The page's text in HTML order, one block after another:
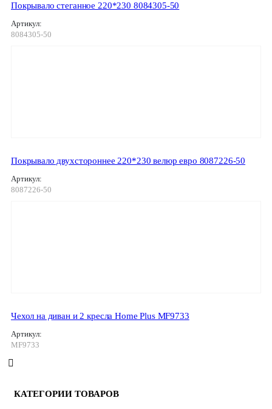
Покрывало стеганное 220*230 8084305-50
Артикул:
8084305-50
Покрывало двухстороннее 220*230 велюр евро 8087226-50
Артикул:
8087226-50
Чехол на диван и 2 кресла Home Plus MF9733
Артикул:
MF9733
КАТЕГОРИИ ТОВАРОВ